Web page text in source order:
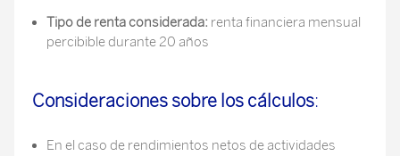
Tipo de renta considerada: renta financiera mensual
percibible durante 20 años
Consideraciones sobre los cálculos:
En el caso de rendimientos netos de actividades